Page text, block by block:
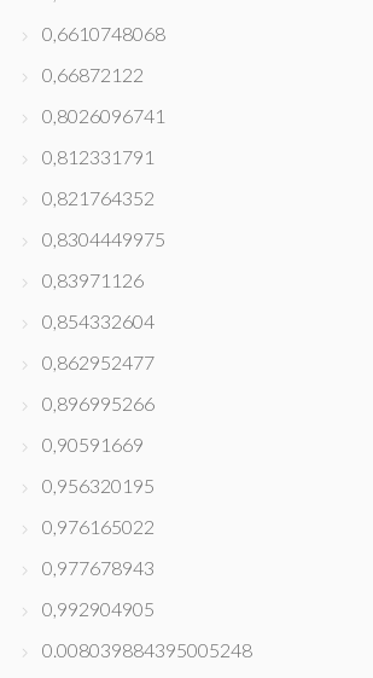
0,6610748068
0,66872122
0,8026096741
0,812331791
0,821764352
0,8304449975
0,83971126
0,854332604
0,862952477
0,896995266
0,90591669
0,956320195
0,976165022
0,977678943
0,992904905
0.008039884395005248